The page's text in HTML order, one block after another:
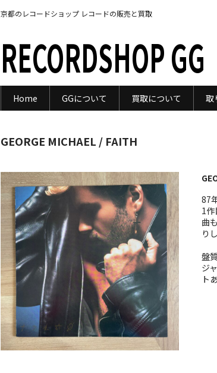
京都のレコードショップ レコードの販売と買取
RECORDSHOP GG
Home GGについて 買取について 取
GEORGE MICHAEL / FAITH
87
1
曲
り
盤
ジ
ト